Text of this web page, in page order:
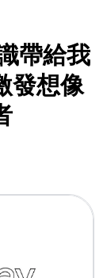
給我
發想像